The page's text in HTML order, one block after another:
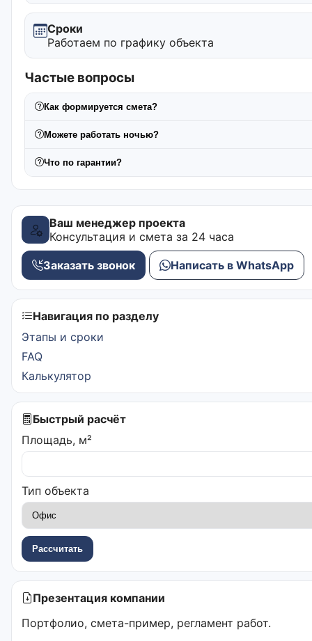
Сроки
Работаем по графику объекта
Частые вопросы
Как формируется смета?
Можете работать ночью?
Что по гарантии?
Ваш менеджер проекта
Консультация и смета за 24 часа
Заказать звонок Написать в WhatsApp
Навигация по разделу
Этапы и сроки
FAQ
Калькулятор
Быстрый расчёт
Площадь, м²
Тип объекта
Рассчитать
Презентация компании
Портфолио, смета-пример, регламент работ.